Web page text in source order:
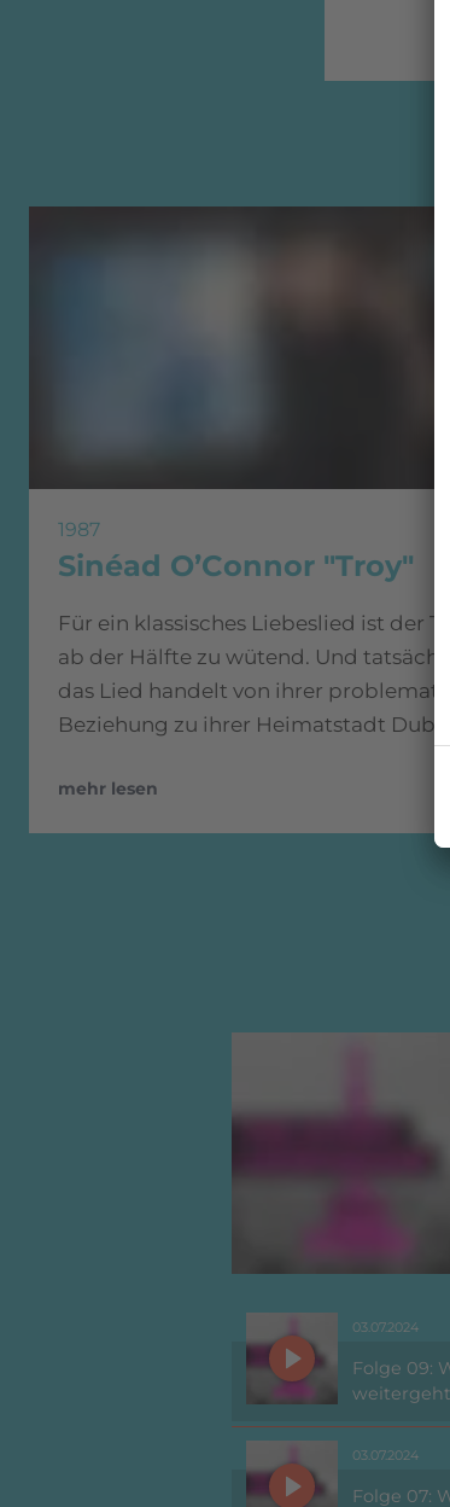
1987
Sinéad O’Connor "Troy"
Für ein klassisches Liebeslied ist der
ab der Hälfte zu wütend. Und
das Lied handelt von ihrer
Beziehung zu ihrer Heimatstadt
mehr lesen
03.07.2024
Folge 09:
03.07.2024
Folge 07: